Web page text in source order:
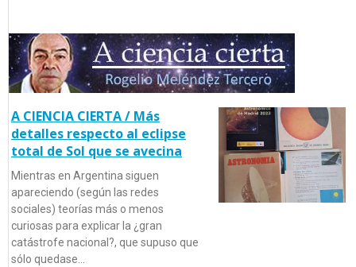
A CIENCIA CIERTA / Más
detalles respecto al eclipse
total de Sol que se avecina
Mientras en Argentina siguen
apareciendo (según las redes
sociales) teorías más o menos
curiosas para explicar la ¿gran
catástrofe nacional?, que supuso que
sólo quedase…